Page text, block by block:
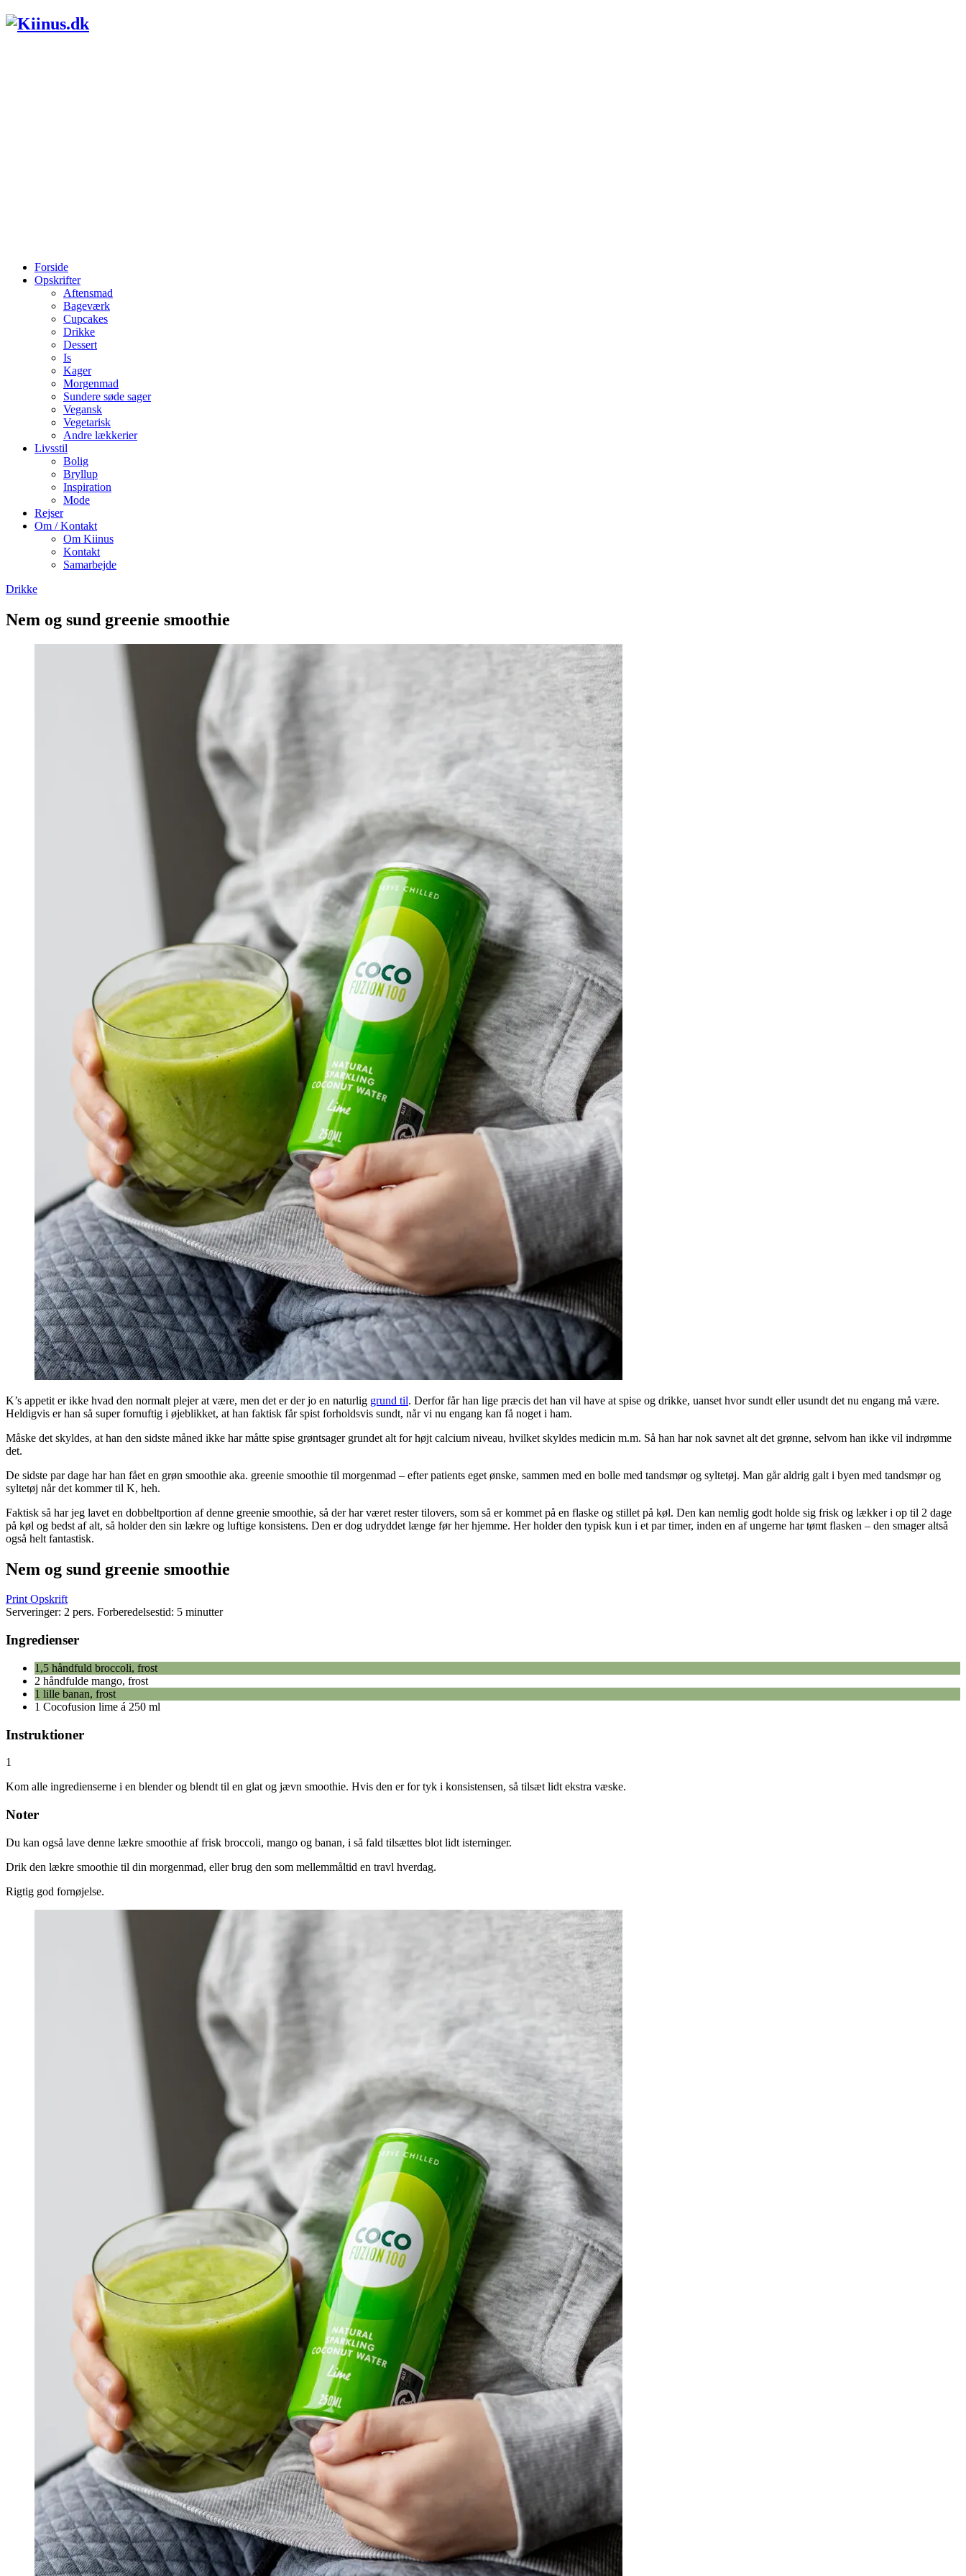
Forside
Opskrifter
Aftensmad
Bageværk
Cupcakes
Drikke
Dessert
Is
Kager
Morgenmad
Sundere søde sager
Vegansk
Vegetarisk
Andre lækkerier
Livsstil
Bolig
Bryllup
Inspiration
Mode
Rejser
Om / Kontakt
Om Kiinus
Kontakt
Samarbejde
Drikke
Nem og sund greenie smoothie
K’s appetit er ikke hvad den normalt plejer at være, men det er der jo en naturlig grund til. Derfor får han lige præcis det han vil have at spise og drikke, uanset hvor sundt eller usundt det nu engang må være.
Heldigvis er han så super fornuftig i øjeblikket, at han faktisk får spist forholdsvis sundt, når vi nu engang kan få noget i ham.
Måske det skyldes, at han den sidste måned ikke har måtte spise grøntsager grundet alt for højt calcium niveau, hvilket skyldes medicin m.m. Så han har nok savnet alt det grønne, selvom han ikke vil indrømme
det.
De sidste par dage har han fået en grøn smoothie aka. greenie smoothie til morgenmad – efter patients eget ønske, sammen med en bolle med tandsmør og syltetøj. Man går aldrig galt i byen med tandsmør og
syltetøj når det kommer til K, heh.
Faktisk så har jeg lavet en dobbeltportion af denne greenie smoothie, så der har været rester tilovers, som så er kommet på en flaske og stillet på køl. Den kan nemlig godt holde sig frisk og lækker i op til 2 dage
på køl og bedst af alt, så holder den sin lækre og luftige konsistens. Den er dog udryddet længe før her hjemme. Her holder den typisk kun i et par timer, inden en af ungerne har tømt flasken – den smager altså
også helt fantastisk.
Nem og sund greenie smoothie
Print Opskrift
Serveringer: 2 pers. Forberedelsestid: 5 minutter
Ingredienser
1,5 håndfuld broccoli, frost
2 håndfulde mango, frost
1 lille banan, frost
1 Cocofusion lime á 250 ml
Instruktioner
1
Kom alle ingredienserne i en blender og blendt til en glat og jævn smoothie. Hvis den er for tyk i konsistensen, så tilsæt lidt ekstra væske.
Noter
Du kan også lave denne lækre smoothie af frisk broccoli, mango og banan, i så fald tilsættes blot lidt isterninger.
Drik den lækre smoothie til din morgenmad, eller brug den som mellemmåltid en travl hverdag.
Rigtig god fornøjelse.